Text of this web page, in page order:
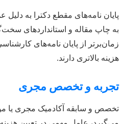
نامه‌های مقطع دکترا به دلیل
چاپ مقاله و استانداردهای
از پایان نامه‌های
بالاتری دارند.
و تخصص مجری
و سابقه آکادمیک مجری یا